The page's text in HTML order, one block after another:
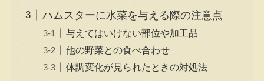
ハムスターに水菜を与える際の注意点
与えてはいけない部位や加工品
他の野菜との食べ合わせ
体調変化が見られたときの対処法